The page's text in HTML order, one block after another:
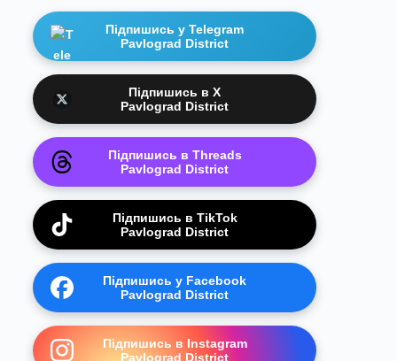
Підпишись у Telegram
Pavlograd District
Підпишись в X
Pavlograd District
Підпишись в Threads
Pavlograd District
Підпишись в TikTok
Pavlograd District
Підпишись у Facebook
Pavlograd District
Підпишись в Instagram
Pavlograd District